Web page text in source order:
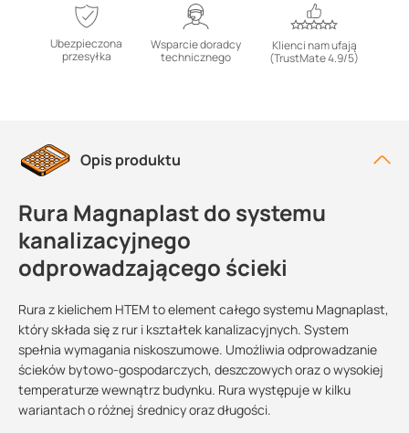
Ubezpieczona
przesyłka
Wsparcie doradcy
technicznego
Klienci nam ufają
(TrustMate 4.9/5)
Opis produktu
Rura Magnaplast do systemu
kanalizacyjnego
odprowadzającego ścieki
Rura z kielichem HTEM to element całego systemu Magnaplast,
który składa się z rur i kształtek kanalizacyjnych. System
spełnia wymagania niskoszumowe. Umożliwia odprowadzanie
ścieków bytowo-gospodarczych, deszczowych oraz o wysokiej
temperaturze wewnątrz budynku. Rura występuje w kilku
wariantach o różnej średnicy oraz długości.